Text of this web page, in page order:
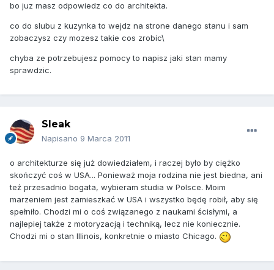
bo juz masz odpowiedz co do architekta.
co do slubu z kuzynka to wejdz na strone danego stanu i sam
zobaczysz czy mozesz takie cos zrobic\
chyba ze potrzebujesz pomocy to napisz jaki stan mamy
sprawdzic.
Sleak
Napisano 9 Marca 2011
o architekturze się już dowiedziałem, i raczej było by ciężko
skończyć coś w USA... Ponieważ moja rodzina nie jest biedna, ani
też przesadnio bogata, wybieram studia w Polsce. Moim
marzeniem jest zamieszkać w USA i wszystko będę robił, aby się
spełniło. Chodzi mi o coś związanego z naukami ścisłymi, a
najlepiej także z motoryzacją i techniką, lecz nie koniecznie.
Chodzi mi o stan Illinois, konkretnie o miasto Chicago.